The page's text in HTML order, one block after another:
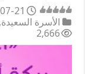
21
الأسرة السعيدة,
2,666